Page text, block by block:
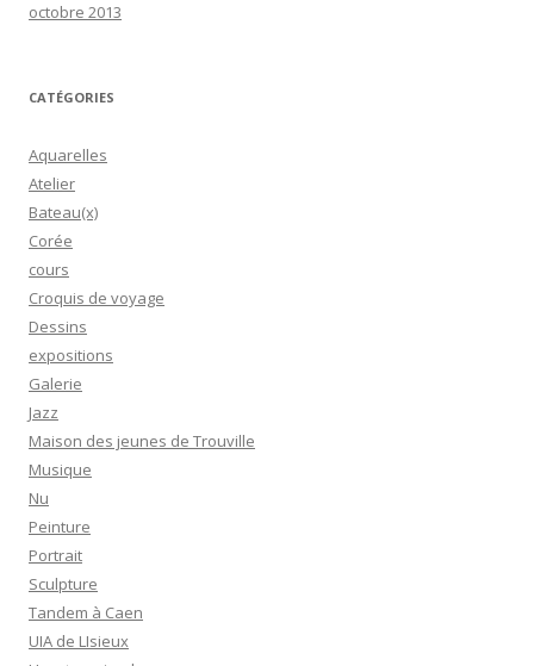
octobre 2013
CATÉGORIES
Aquarelles
Atelier
Bateau(x)
Corée
cours
Croquis de voyage
Dessins
expositions
Galerie
Jazz
Maison des jeunes de Trouville
Musique
Nu
Peinture
Portrait
Sculpture
Tandem à Caen
UIA de LIsieux